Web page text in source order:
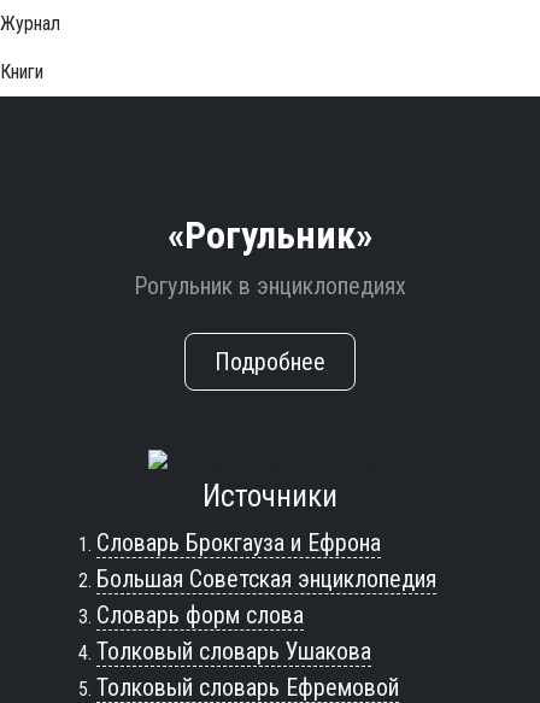
Журнал
Книги
«Рогульник»
Рогульник в энциклопедиях
Подробнее
Источники
Словарь Брокгауза и Ефрона
Большая Советская энциклопедия
Словарь форм слова
Толковый словарь Ушакова
Толковый словарь Ефремовой